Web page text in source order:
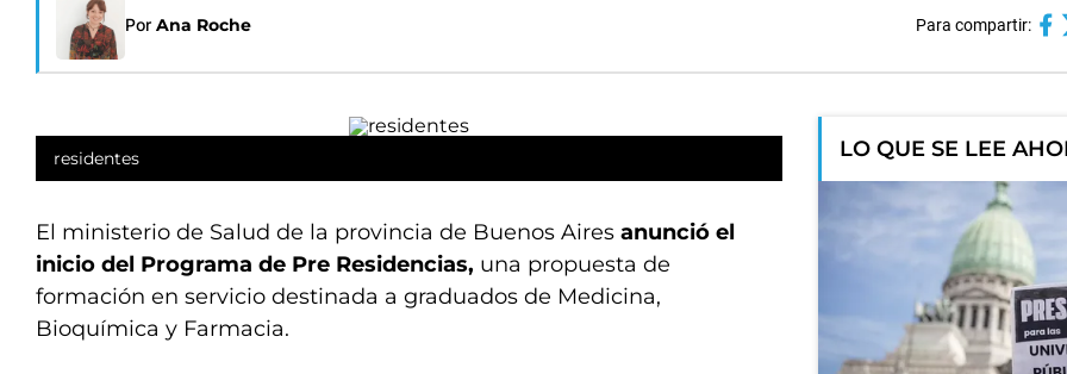
Por Ana Roche Para compartir:
residentes
El ministerio de Salud de la provincia de Buenos Aires anunció el
inicio del Programa de Pre Residencias, una propuesta de
formación en servicio destinada a graduados de Medicina,
Bioquímica y Farmacia.
LO QUE SE LEE